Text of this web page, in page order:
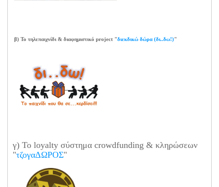
β) Το τηλεπαιχνίδι & διαφημιστικό project "διεκδικώ δώρα (δι..δω!)"
γ) Το loyalty σύστημα crowdfunding & κληρώσεων
"τζογαΔΩΡΟΣ"